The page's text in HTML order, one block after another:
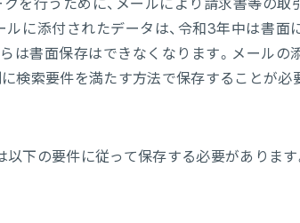
を行うために、メールにより請求書等の
ルに添付されたデータは、令和3年中は書
は書面保存はできなくなります。メール
検索要件を満たす方法で保存することが必
下の要件に従って保存する必要があります